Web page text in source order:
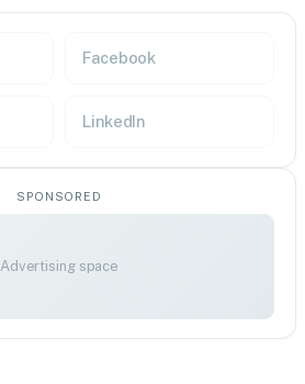
Facebook
LinkedIn
SPONSORED
Advertising space